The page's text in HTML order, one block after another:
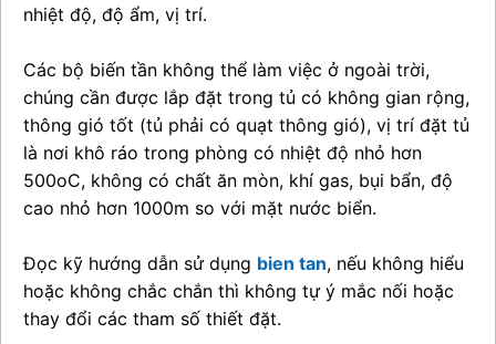
nhiệt độ, độ ẩm, vị trí.
Các bộ biến tần không thể làm việc ở ngoài trời,
chúng cần được lắp đặt trong tủ có không gian rộng,
thông gió tốt (tủ phải có quạt thông gió), vị trí đặt tủ
là nơi khô ráo trong phòng có nhiệt độ nhỏ hơn
500oC, không có chất ăn mòn, khí gas, bụi bẩn, độ
cao nhỏ hơn 1000m so với mặt nước biển.
Đọc kỹ hướng dẫn sử dụng bien tan, nếu không hiểu
hoặc không chắc chắn thì không tự ý mắc nối hoặc
thay đổi các tham số thiết đặt.